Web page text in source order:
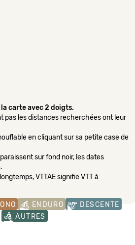
carte avec 2 doigts.
pas les distances recherchées ont leur
en cliquant sur sa petite case de
sur fond noir, les dates
VTTAE signifie VTT à
ENDURO
DESCENTE
AUTRES